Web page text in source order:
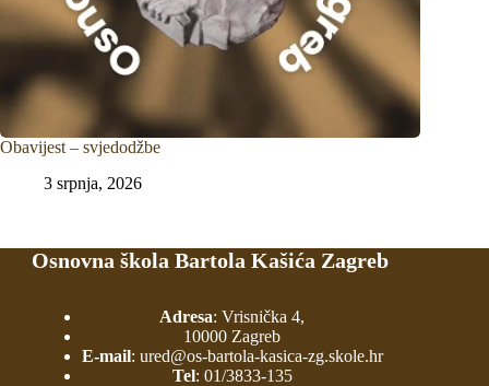
Obavijest – svjedodžbe
3 srpnja, 2026
Osnovna škola Bartola Kašića Zagreb
Adresa: Vrisnička 4,
10000 Zagreb
E-mail: ured@os-bartola-kasica-zg.skole.hr
Tel: 01/3833-135